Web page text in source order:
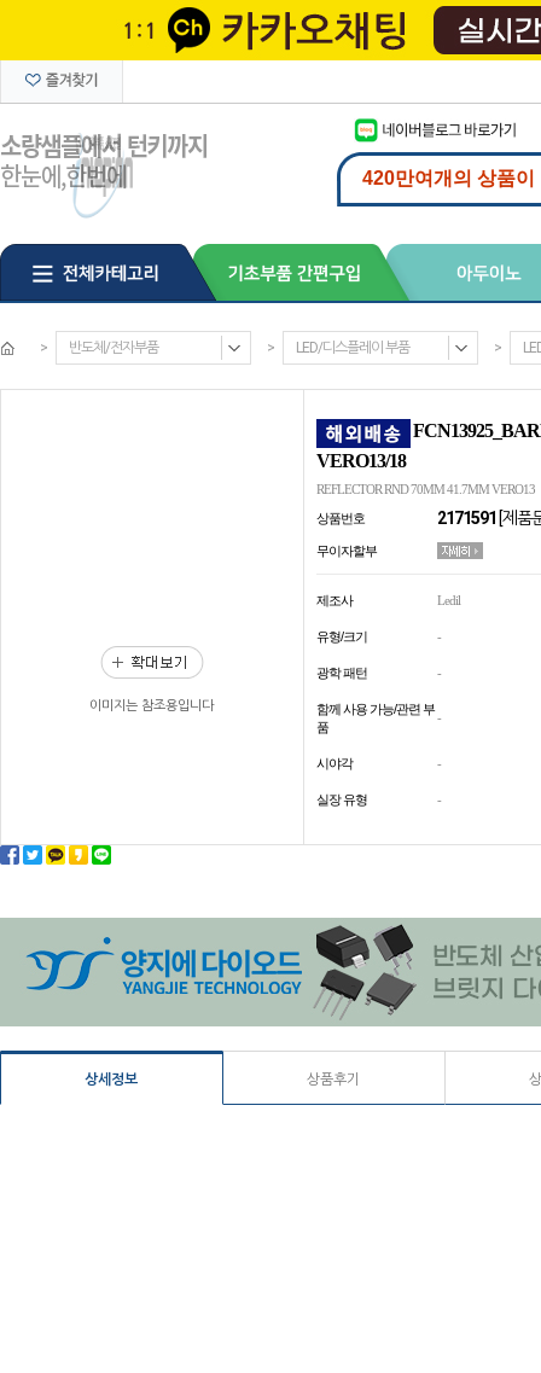
> 반도체/전자부품 > LED/디스플레이 부품 >
이미지는 참조용입니다
VERO13/18
REFLECTOR RND 70MM 41.7MM VERO13
상품번호
2171591 [제품
무이자할부
제조사 Ledil
유형/크기 -
광학 패턴 -
함께 사용 가능/관련 부
품
-
시야각 -
실장 유형 -
상세정보 상품후기